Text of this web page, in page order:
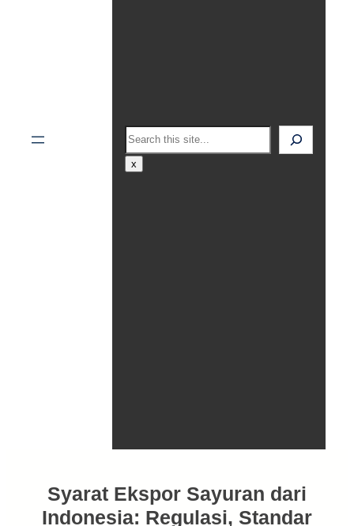
Search
x
Syarat Ekspor Sayuran dari
Indonesia: Regulasi, Standar